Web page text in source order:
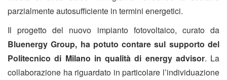
parzialmente autosufficiente in termini energetici.
Il progetto del nuovo impianto fotovoltaico, curato da
Bluenergy Group, ha potuto contare sul supporto del
Politecnico di Milano in qualità di energy advisor. La
collaborazione ha riguardato in particolare l’individuazione